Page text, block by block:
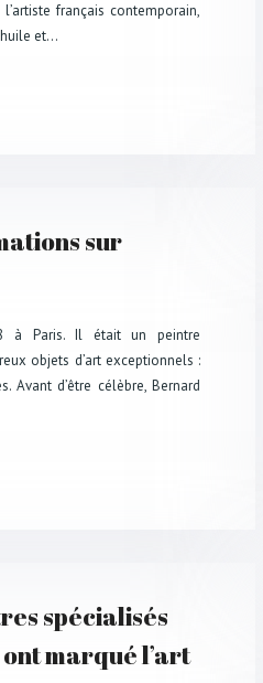
français contemporain,
et…
sur
à Paris. Il était un peintre
objets d’art exceptionnels :
Avant d’être célèbre, Bernard
spécialisés
marqué l’art